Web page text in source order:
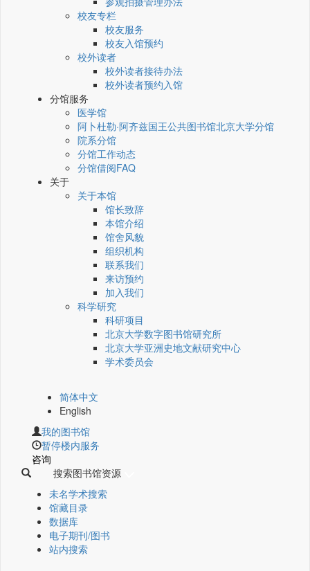
校友专栏
校友服务
校友入馆预约
校外读者
校外读者接待办法
校外读者预约入馆
分馆服务
医学馆
阿卜杜勒·阿齐兹国王公共图书馆北京大学分馆
院系分馆
分馆工作动态
分馆借阅FAQ
关于
关于本馆
馆长致辞
本馆介绍
馆舍风貌
组织机构
联系我们
来访预约
加入我们
科学研究
科研项目
北京大学数字图书馆研究所
北京大学亚洲史地文献研究中心
学术委员会
简体中文
English
我的图书馆
暂停楼内服务
咨询
搜索图书馆资源
未名学术搜索
馆藏目录
数据库
电子期刊/图书
站内搜索